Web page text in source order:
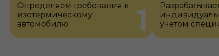
1
Определяем требования к
изотермическому
автомобилю
учетом